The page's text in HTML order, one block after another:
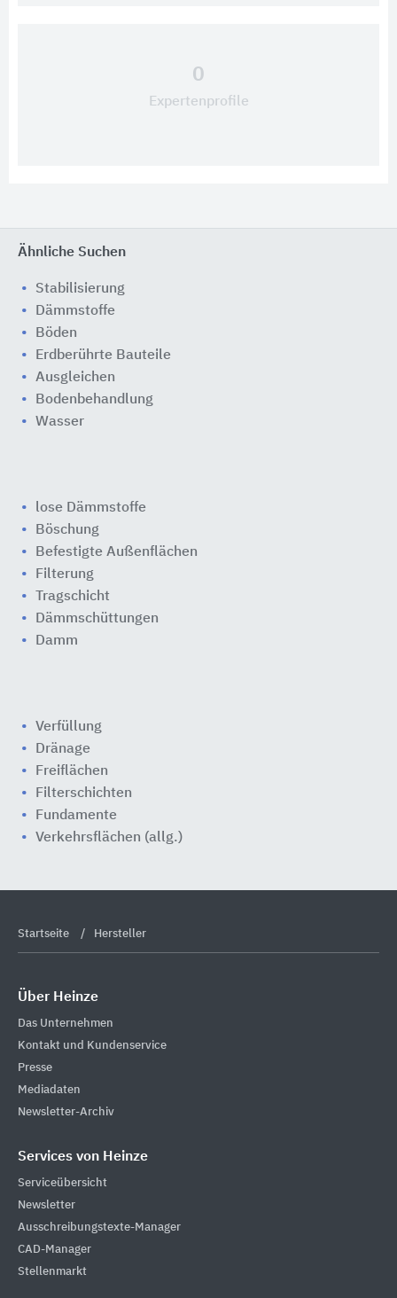
0
Expertenprofile
Ähnliche Suchen
Stabilisierung
Dämmstoffe
Böden
Erdberührte Bauteile
Ausgleichen
Bodenbehandlung
Wasser
lose Dämmstoffe
Böschung
Befestigte Außenflächen
Filterung
Tragschicht
Dämmschüttungen
Damm
Verfüllung
Dränage
Freiflächen
Filterschichten
Fundamente
Verkehrsflächen (allg.)
Startseite Hersteller
Über Heinze
Das Unternehmen
Kontakt und Kundenservice
Presse
Mediadaten
Newsletter-Archiv
Services von Heinze
Serviceübersicht
Newsletter
Ausschreibungstexte-Manager
CAD-Manager
Stellenmarkt